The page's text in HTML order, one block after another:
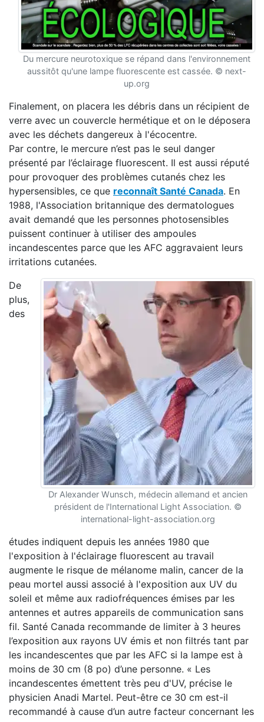
Du mercure neurotoxique se répand dans l'environnement
aussitôt qu'une lampe fluorescente est cassée. © next-
up.org
Finalement, on placera les débris dans un récipient de
verre avec un couvercle hermétique et on le déposera
avec les déchets dangereux à l'écocentre.
Par contre, le mercure n’est pas le seul danger
présenté par l’éclairage fluorescent. Il est aussi réputé
pour provoquer des problèmes cutanés chez les
hypersensibles, ce que reconnaît Santé Canada. En
1988, l'Association britannique des dermatologues
avait demandé que les personnes photosensibles
puissent continuer à utiliser des ampoules
incandescentes parce que les AFC aggravaient leurs
irritations cutanées.
Dr Alexander Wunsch, médecin allemand et ancien
président de l'International Light Association. ©
international-light-association.org
De
plus,
des
études indiquent depuis les années 1980 que
l'exposition à l'éclairage fluorescent au travail
augmente le risque de mélanome malin, cancer de la
peau mortel aussi associé à l'exposition aux UV du
soleil et même aux radiofréquences émises par les
antennes et autres appareils de communication sans
fil. Santé Canada recommande de limiter à 3 heures
l’exposition aux rayons UV émis et non filtrés tant par
les incandescentes que par les AFC si la lampe est à
moins de 30 cm (8 po) d’une personne. « Les
incandescentes émettent très peu d'UV, précise le
physicien Anadi Martel. Peut-être ce 30 cm est-il
recommandé à cause d’un autre facteur concernant les